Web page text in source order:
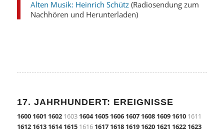
Alten Musik: Heinrich Schütz(Radiosendung zum
Nachhören und Herunterladen)
17. JAHRHUNDERT: EREIGNISSE
1600 1601 16021603 1604 1605 1606 1607 1608 1609 16101611
1612 1613 1614 16151616 1617 1618 1619 1620 1621 1622 1623